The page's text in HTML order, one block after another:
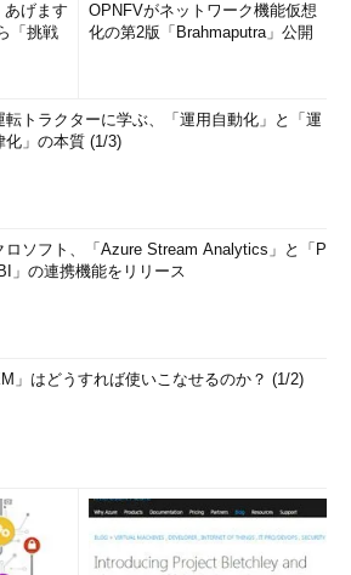
あげます
「挑戦
OPNFVがネットワーク機能仮想
化の第2版「Brahmaputra」公開
転トラクターに学ぶ、「運用自動化」と「運
化」の本質 (1/3)
ロソフト、「Azure Stream Analytics」と「P
」の連携機能をリリース
」はどうすれば使いこなせるのか？ (1/2)